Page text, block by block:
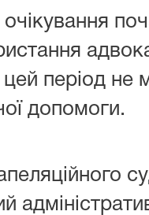
цей період
допомоги.